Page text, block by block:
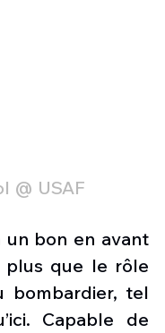
@ USAF
un bon en avant
que le rôle
bombardier, tel
Capable de